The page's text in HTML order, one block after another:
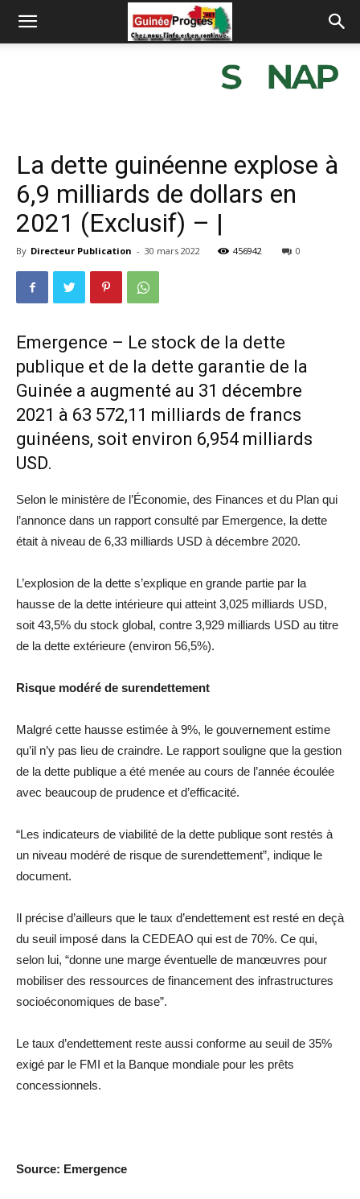
La dette guinéenne explose à
6,9 milliards de dollars en
2021 (Exclusif) – |
By Directeur Publication - 30 mars 2022 456942 0
Emergence – Le stock de la dette
publique et de la dette garantie de la
Guinée a augmenté au 31 décembre
2021 à 63 572,11 milliards de francs
guinéens, soit environ 6,954 milliards
USD.
Selon le ministère de l’Économie, des Finances et du Plan qui
l’annonce dans un rapport consulté par Emergence, la dette
était à niveau de 6,33 milliards USD à décembre 2020.
L’explosion de la dette s’explique en grande partie par la
hausse de la dette intérieure qui atteint 3,025 milliards USD,
soit 43,5% du stock global, contre 3,929 milliards USD au titre
de la dette extérieure (environ 56,5%).
Risque modéré de surendettement
Malgré cette hausse estimée à 9%, le gouvernement estime
qu’il n’y pas lieu de craindre. Le rapport souligne que la gestion
de la dette publique a été menée au cours de l’année écoulée
avec beaucoup de prudence et d’efficacité.
“Les indicateurs de viabilité de la dette publique sont restés à
un niveau modéré de risque de surendettement”, indique le
document.
Il précise d’ailleurs que le taux d’endettement est resté en deçà
du seuil imposé dans la CEDEAO qui est de 70%. Ce qui,
selon lui, “donne une marge éventuelle de manœuvres pour
mobiliser des ressources de financement des infrastructures
socioéconomiques de base”.
Le taux d’endettement reste aussi conforme au seuil de 35%
exigé par le FMI et la Banque mondiale pour les prêts
concessionnels.
Source: Emergence